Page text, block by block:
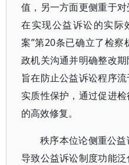
值，另一方面更侧重于
在实现公益诉讼的实际
案”第20条已确立了检
政机关沟通并明确整改
旨在防止公益诉讼程序
实质性保护，通过促进
的高效修复。
秩序本位论侧重公
导致公益诉讼制度功能